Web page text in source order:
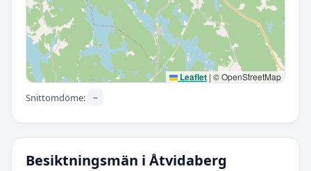
Leaflet | © OpenStreetMap
Snittomdöme: –
Besiktningsmän i Åtvidaberg